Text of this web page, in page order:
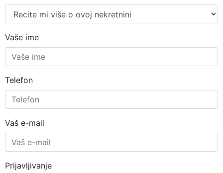
Vaše ime
Telefon
Vaš e-mail
Prijavljivanje